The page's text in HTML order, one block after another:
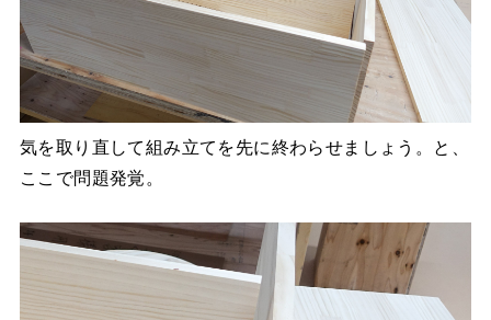
気を取り直して組み立てを先に終わらせましょう。と、
ここで問題発覚。